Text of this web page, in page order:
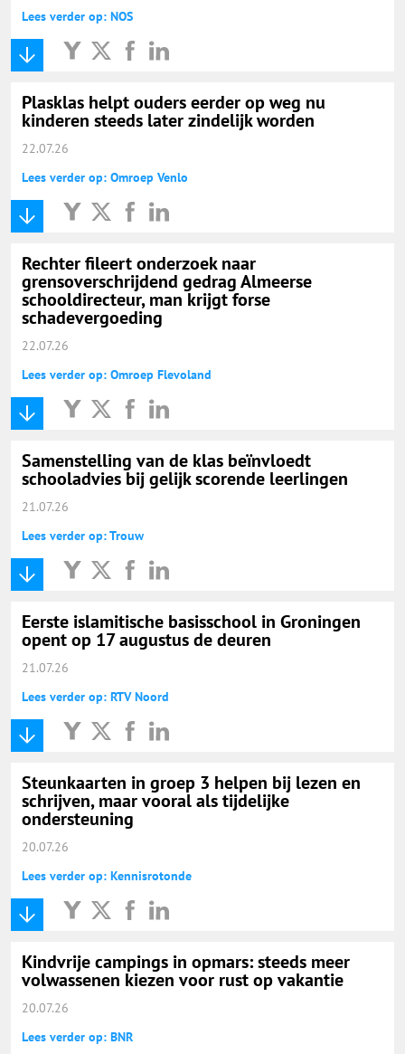
Lees verder op: NOS
Plasklas helpt ouders eerder op weg nu
kinderen steeds later zindelijk worden
22.07.26
Lees verder op: Omroep Venlo
Rechter fileert onderzoek naar
grensoverschrijdend gedrag Almeerse
schooldirecteur, man krijgt forse
schadevergoeding
22.07.26
Lees verder op: Omroep Flevoland
Samenstelling van de klas beïnvloedt
schooladvies bij gelijk scorende leerlingen
21.07.26
Lees verder op: Trouw
Eerste islamitische basisschool in Groningen
opent op 17 augustus de deuren
21.07.26
Lees verder op: RTV Noord
Steunkaarten in groep 3 helpen bij lezen en
schrijven, maar vooral als tijdelijke
ondersteuning
20.07.26
Lees verder op: Kennisrotonde
Kindvrije campings in opmars: steeds meer
volwassenen kiezen voor rust op vakantie
20.07.26
Lees verder op: BNR